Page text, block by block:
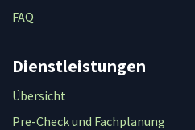
FAQ
Dienstleistungen
Übersicht
Pre-Check und Fachplanung